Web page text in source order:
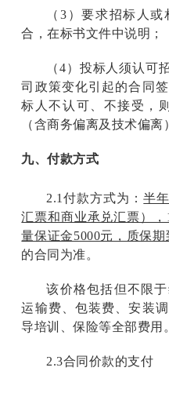
（3）要求招标人
合，在标书文件中说明；
（4）投标人须认可
司政策变化引起的合同
标人不认可、不接受，
（含商务偏离及技术偏离
九、付款方式
2.1 付款方式为：半
汇票和商业承兑汇票）
量保证金5000元，质保期
的合同为准。
该价格包括但不限
运输费、包装费、安装
导培训、保险等全部费用。
2.3合同价款的支付